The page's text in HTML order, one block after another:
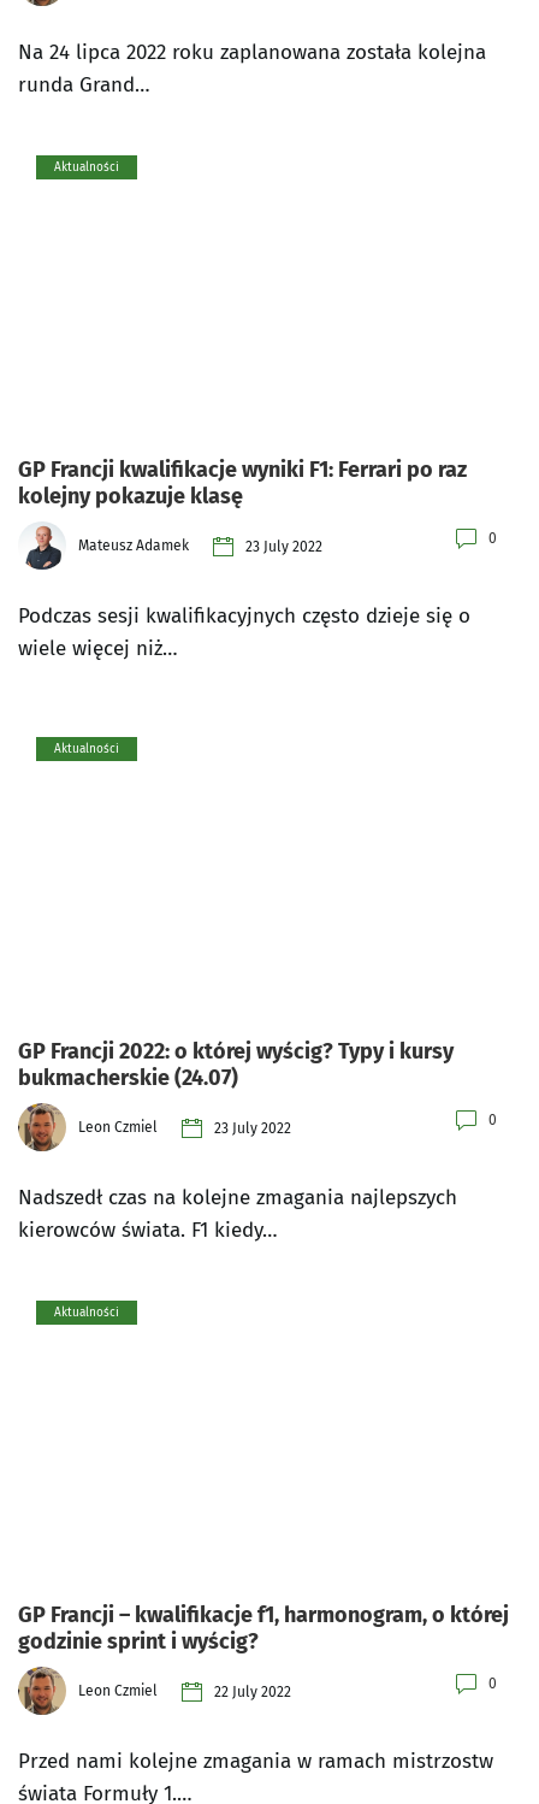
Na 24 lipca 2022 roku zaplanowana została kolejna
runda Grand…
Aktualności
GP Francji kwalifikacje wyniki F1: Ferrari po raz
kolejny pokazuje klasę
Mateusz Adamek 23 July 2022 0
Podczas sesji kwalifikacyjnych często dzieje się o
wiele więcej niż…
Aktualności
GP Francji 2022: o której wyścig? Typy i kursy
bukmacherskie (24.07)
Leon Czmiel 23 July 2022 0
Nadszedł czas na kolejne zmagania najlepszych
kierowców świata. F1 kiedy…
Aktualności
GP Francji – kwalifikacje f1, harmonogram, o której
godzinie sprint i wyścig?
Leon Czmiel 22 July 2022 0
Przed nami kolejne zmagania w ramach mistrzostw
świata Formuły 1.…